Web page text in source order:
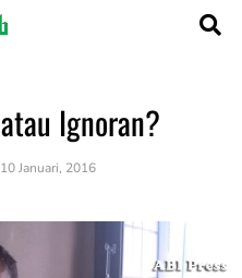
Ignoran?
10 Januari, 2016